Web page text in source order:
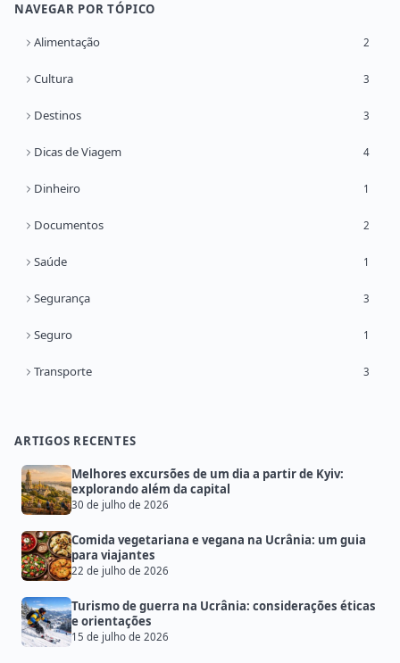
NAVEGAR POR TÓPICO
Alimentação 2
Cultura 3
Destinos 3
Dicas de Viagem 4
Dinheiro 1
Documentos 2
Saúde 1
Segurança 3
Seguro 1
Transporte 3
ARTIGOS RECENTES
Melhores excursões de um dia a partir de Kyiv:
explorando além da capital
30 de julho de 2026
Comida vegetariana e vegana na Ucrânia: um guia
para viajantes
22 de julho de 2026
Turismo de guerra na Ucrânia: considerações éticas
e orientações
15 de julho de 2026